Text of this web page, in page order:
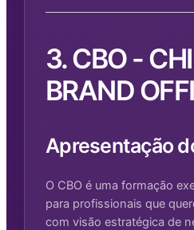
3. CBO -
BRAND
Apresentação
O CBO é uma formação
para profissionais que
com visão estratégica de